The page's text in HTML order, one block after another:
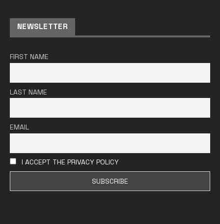
NEWSLETTER
FIRST NAME
LAST NAME
EMAIL
I ACCEPT THE PRIVACY POLICY